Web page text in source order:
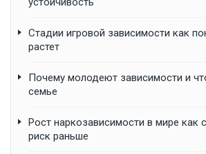
Стадии игровой зависимости как
растет
Почему молодеют зависимости и
семье
Рост наркозависимости в мире как
риск раньше